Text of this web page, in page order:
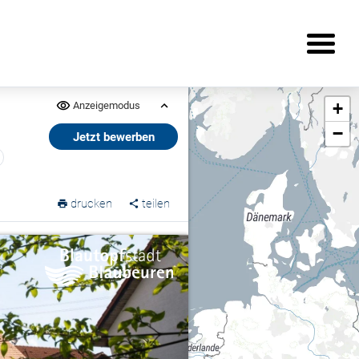
Anzeigemodus
Jetzt bewerben
drucken teilen
+
−